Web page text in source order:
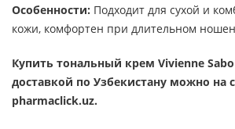
Особенности: Подходит для сухой и
кожи, комфортен при длительном
Купить тональный крем Vivienne Sabo
доставкой по Узбекистану можно на
pharmaclick.uz.